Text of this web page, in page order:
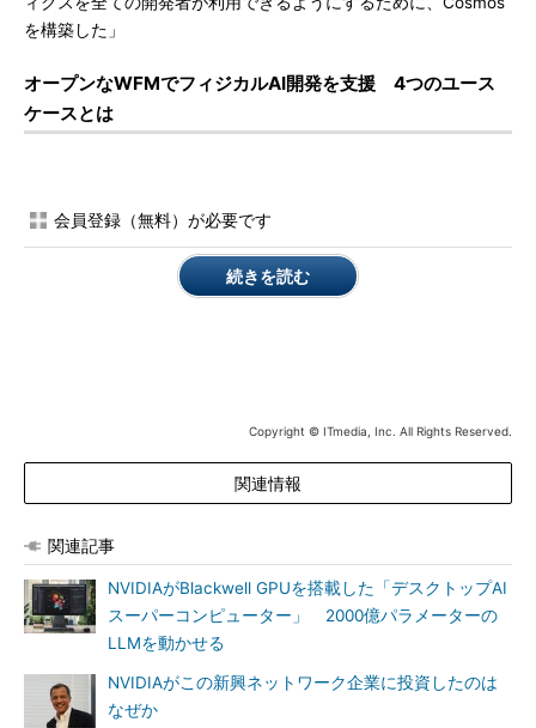
を構築した」
オープンなWFMでフィジカルAI開発を支援 4つのユース
ケースとは
会員登録（無料）が必要です
続きを読む
Copyright © ITmedia, Inc. All Rights Reserved.
関連情報
関連記事
NVIDIAがBlackwell GPUを搭載した「デスクトップAI
スーパーコンピューター」 2000億パラメーターの
LLMを動かせる
NVIDIAがこの新興ネットワーク企業に投資したのは
なぜか